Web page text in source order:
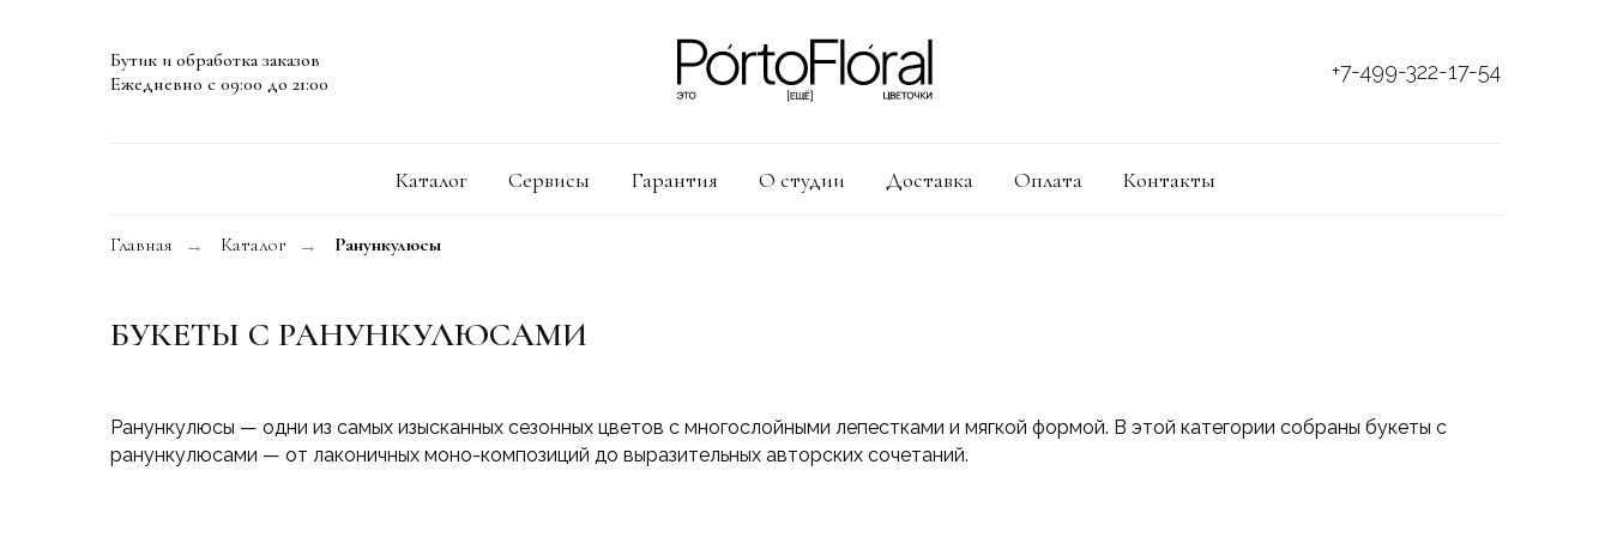
Бутик и обработка заказов
Ежедневно с 09:00 до 21:00
+7-499-322-17-54
Каталог Сервисы Гарантия О студии Доставка Оплата Контакты
Главная → Каталог → Ранункулюсы
БУКЕТЫ С РАНУНКУЛЮСАМИ
Ранункулюсы — одни из самых изысканных сезонных цветов с многослойными лепестками и мягкой формой. В этой категории собраны букеты с
ранункулюсами — от лаконичных моно-композиций до выразительных авторских сочетаний.